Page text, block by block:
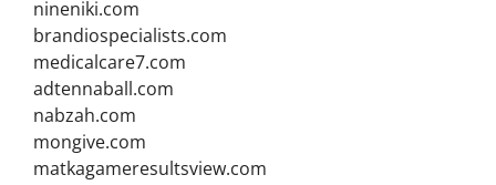
nineniki.com
brandiospecialists.com
medicalcare7.com
adtennaball.com
nabzah.com
mongive.com
matkagameresultsview.com